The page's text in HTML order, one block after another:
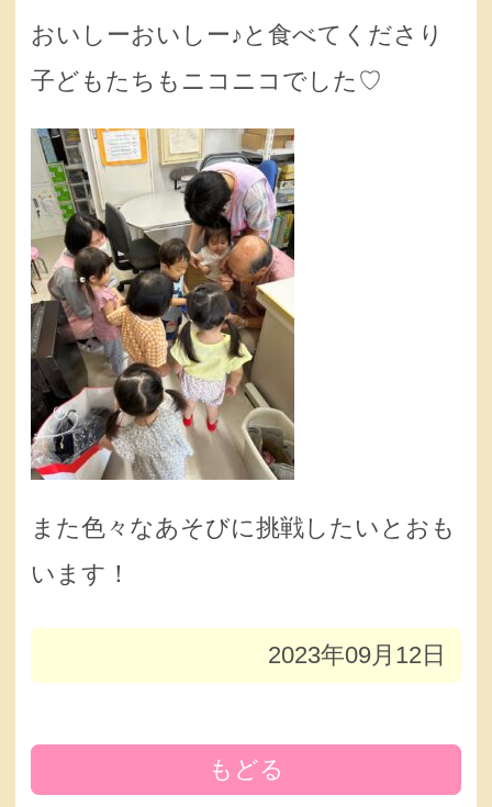
おいしーおいしー♪と食べてくださり
子どもたちもニコニコでした♡
また色々なあそびに挑戦したいとおも
います！
2023年09月12日
もどる